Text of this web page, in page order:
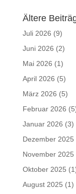
Ältere
Juli 2026 (9)
Juni 2026 (2)
Mai 2026 (1)
April 2026 (5)
März 2026 (5)
Februar 2026
Januar 2026 (3)
Dezember 2025
November 2025
Oktober 2025
August 2025 (1)